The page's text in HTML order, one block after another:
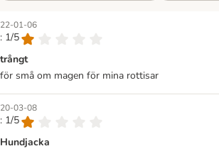
22-01-06
: 1/5
trångt
för små om magen för mina rottisar
20-03-08
: 1/5
Hundjacka